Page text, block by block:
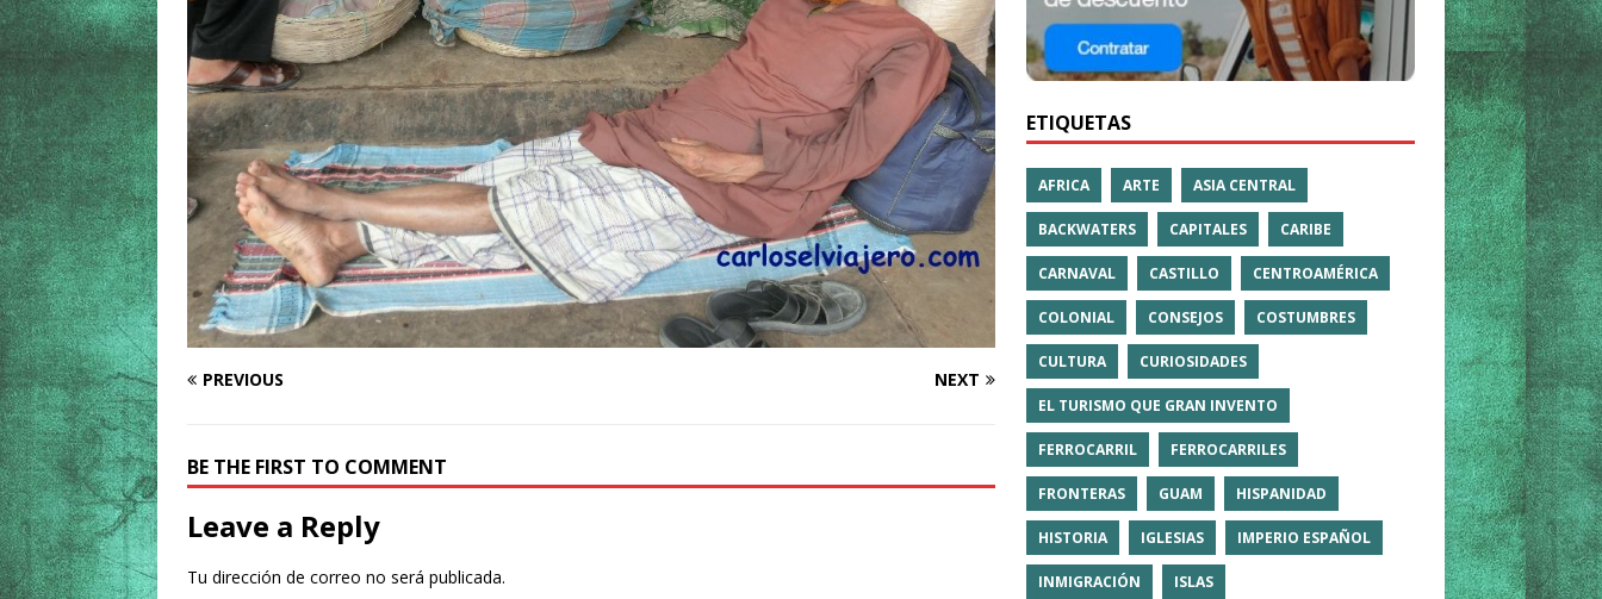
PREVIOUS NEXT
BE THE FIRST TO COMMENT
Leave a Reply
Tu dirección de correo no será publicada.
ETIQUETAS
AFRICA ARTE ASIA CENTRAL
BACKWATERS CAPITALES CARIBE
CARNAVAL CASTILLO CENTROAMÉRICA
COLONIAL CONSEJOS COSTUMBRES
CULTURA CURIOSIDADES
EL TURISMO QUE GRAN INVENTO
FERROCARRIL FERROCARRILES
FRONTERAS GUAM HISPANIDAD
HISTORIA IGLESIAS IMPERIO ESPAÑOL
INMIGRACIÓN ISLAS